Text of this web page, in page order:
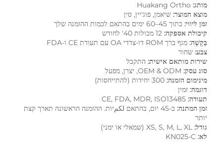
מותג: Huakang Ortho
מוצא המוצר: שיאמן, פוג'יין, סין
זמן ליווי: בתוך 45–60 ימים בהתאם לכמות ההזמנה שלך
קיבולת אספקה: 12 מכולות 40' לחודש
בַּקָשָׁה: מגף ברך ROM דו-צדדי OA עם תעודת CE ו-FDA
צבע: שחור
שירות מותאם אישית: התקבל
סוג עסק: OEM & ODM, יצרן, מפעל
מינימום הזמנה: 300 יחידות (להתייחסות)
דוגמה: זמין
תעודה: CE, FDA, MDR, ISO13485
זמן המתנה:
כ-45 יום, בהתאם لكمיות. ההזמנה הראשונה תארך קצת
יותר
גודל: XS, S, M, L, XL (שמאלי או ימני)
לא: KN025-C